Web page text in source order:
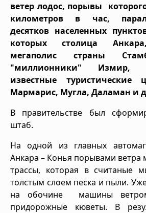
ветер лодос, порывы
километров в час,
десятков населенных
которых столица
мегаполис страны
"миллионники" Измир,
известные туристические
Мармарис, Мугла, Даламан и
В правительстве был
штаб.
На одной из главных
Анкара – Конья порывами ветра
трассы, которая в считаные
толстым слоем песка и пыли.
на обочине машины
придорожные кюветы. В